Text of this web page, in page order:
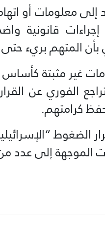
إلى معلومات أو
قانونية
المتهم بريء حتى
غير مثبتة كأساس
الفوري عن
كرامتهم.
الضغوط
الموجهة إلى